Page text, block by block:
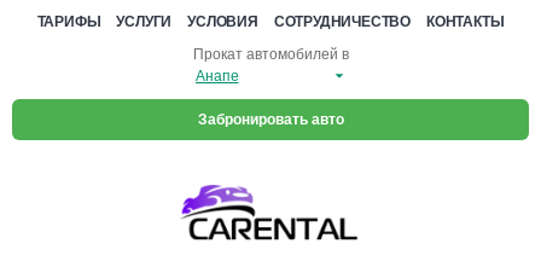
ТАРИФЫ УСЛУГИ УСЛОВИЯ СОТРУДНИЧЕСТВО
КОНТАКТЫ
Прокат автомобилей в
Забронировать авто